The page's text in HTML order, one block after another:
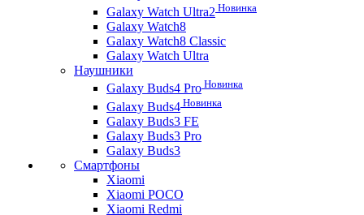
Galaxy Watch Ultra2 Новинка
Galaxy Watch8
Galaxy Watch8 Classic
Galaxy Watch Ultra
Наушники
Galaxy Buds4 Pro Новинка
Galaxy Buds4 Новинка
Galaxy Buds3 FE
Galaxy Buds3 Pro
Galaxy Buds3
Смартфоны
Xiaomi
Xiaomi POCO
Xiaomi Redmi